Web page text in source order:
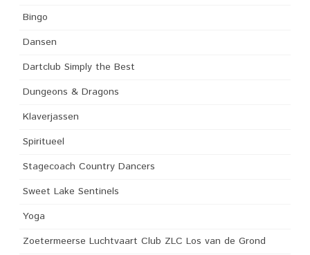
Bingo
Dansen
Dartclub Simply the Best
Dungeons & Dragons
Klaverjassen
Spiritueel
Stagecoach Country Dancers
Sweet Lake Sentinels
Yoga
Zoetermeerse Luchtvaart Club ZLC Los van de Grond